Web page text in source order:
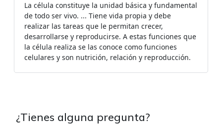
La célula constituye la unidad básica y fundamental
de todo ser vivo. ... Tiene vida propia y debe
realizar las tareas que le permitan crecer,
desarrollarse y reproducirse. A estas funciones que
la célula realiza se las conoce como funciones
celulares y son nutrición, relación y reproducción.
¿Tienes alguna pregunta?